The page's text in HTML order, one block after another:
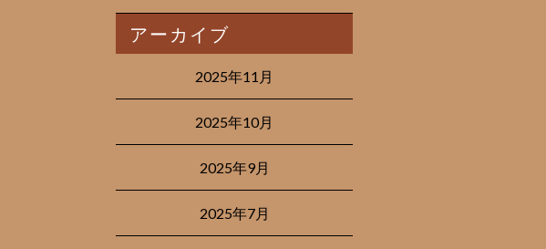
アーカイブ
2025年11月
2025年10月
2025年9月
2025年7月